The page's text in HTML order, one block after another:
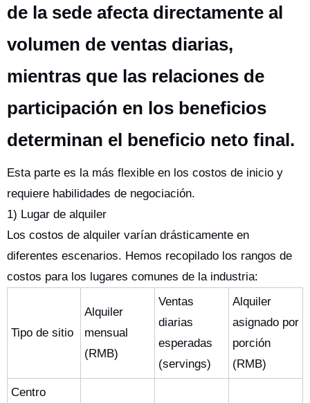
de la sede afecta directamente al
volumen de ventas diarias,
mientras que las relaciones de
participación en los beneficios
determinan el beneficio neto final.
Esta parte es la más flexible en los costos de inicio y
requiere habilidades de negociación.
1) Lugar de alquiler
Los costos de alquiler varían drásticamente en
diferentes escenarios. Hemos recopilado los rangos de
costos para los lugares comunes de la industria:
Tipo de sitio
Alquiler
mensual
(RMB)
Ventas
diarias
esperadas
(servings)
Alquiler
asignado por
porción
(RMB)
Centro